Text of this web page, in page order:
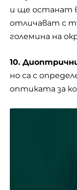
и ще останат в
отличават с
големина на
10.
но са с
оптиката за